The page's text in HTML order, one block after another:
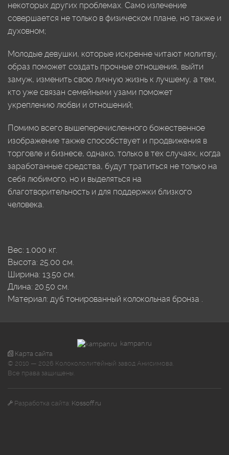
некоторых других проблемах. Само излечение
совершается не только в физическом плане, но также и
духовном;
Молодые девушки, которые искренне читают молитву,
образ поможет создать прочные отношения, выйти
замуж, изменить свою личную жизнь к лучшему, а тем,
кто уже связан семейными узами поможет
укреплению любви и отношений;
Помимо всего вышеперечисленного божественное
изображение также способствует и продвижения в
торговле и бизнесе, однако, только в тех случаях, когда
заработанные средства, будут тратиться не только на
себя любимого, но и выделяться на
благотворительность и для поддержки близкого
человека.
Вес: 1.000 кг.
Высота: 25.00 см.
Ширина: 13.50 см.
Длина: 20.50 см.
Материал: дуб тонированный колокольная бронза .
kampan.ru
Карта сайта
© 2010 — 2026 Колокололитейный завод Анисимова.
Все права защищены.
Разработка сайта: Kossoff.ru